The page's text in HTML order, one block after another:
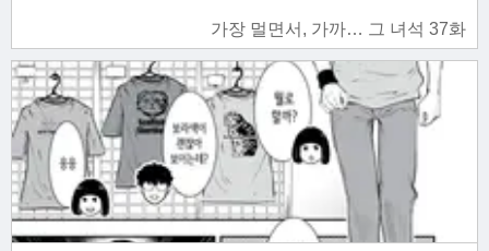
가장 멀면서, 가까… 그 녀석 37화